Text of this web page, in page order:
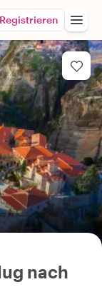
Registrieren
nach